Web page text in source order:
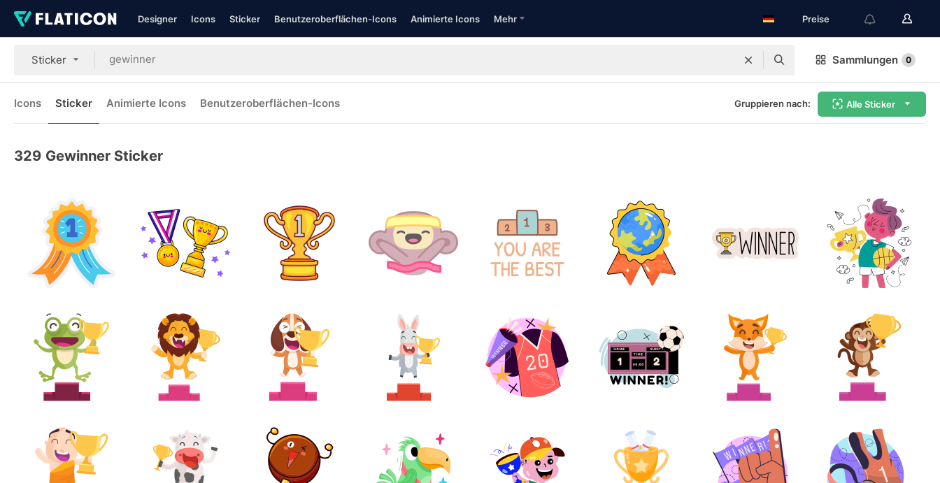
Designer Icons Sticker Benutzeroberflächen-Icons Animierte Icons Mehr Preise
Sticker Sammlungen 0
Icons Sticker Animierte Icons Benutzeroberflächen-Icons Gruppieren nach: Alle Sticker
329 Gewinner Sticker